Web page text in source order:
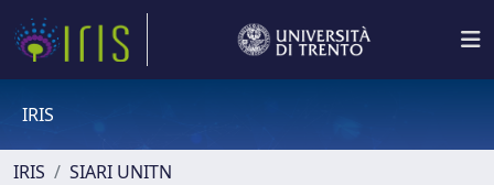
IRIS
IRIS
SIARI UNITN